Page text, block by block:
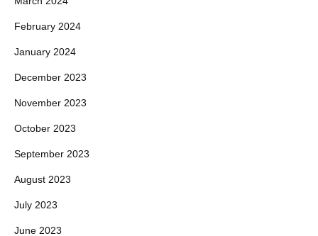
February 2024
January 2024
December 2023
November 2023
October 2023
September 2023
August 2023
July 2023
June 2023